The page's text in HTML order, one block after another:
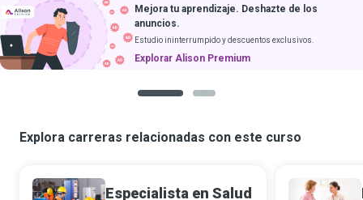
Mejora tu aprendizaje. Deshazte de los
anuncios.
Estudio ininterrumpido y descuentos exclusivos.
Explorar Alison Premium
Explora carreras relacionadas con este curso
Especialista en Salud